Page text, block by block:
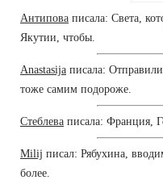
Антипова писала: Света,
Якутии, чтобы.
Anastasija писала:
тоже самим подороже.
Стеблева писала: Франция,
Milij писал: Рябухина,
более.